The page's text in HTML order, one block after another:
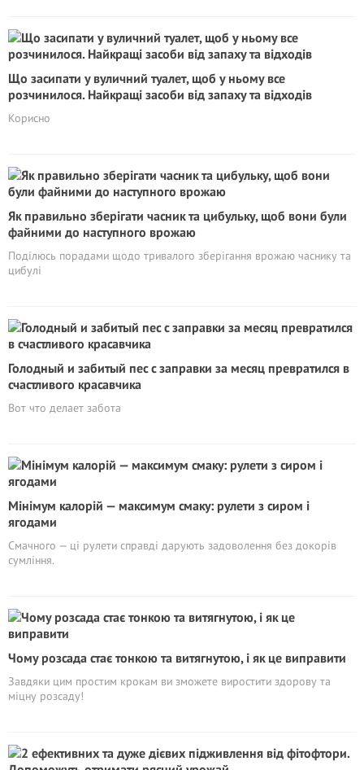
Що засипати у вуличний туалет, щоб у ньому все
розчинилося. Найкращі засоби від запаху та відходів
Корисно
Як правильно зберігати часник та цибульку, щоб вони були
файними до наступного врожаю
Поділюсь порадами щодо тривалого зберігання врожаю часнику та
цибулі
Голодный и забитый пес с заправки за месяц превратился в
счастливого красавчика
Вот что делает забота
Мінімум калорій — максимум смаку: рулети з сиром і
ягодами
Смачного — ці рулети справді дарують задоволення без докорів
сумління.
Чому розсада стає тонкою та витягнутою, і як це виправити
Завдяки цим простим крокам ви зможете виростити здорову та
міцну розсаду!